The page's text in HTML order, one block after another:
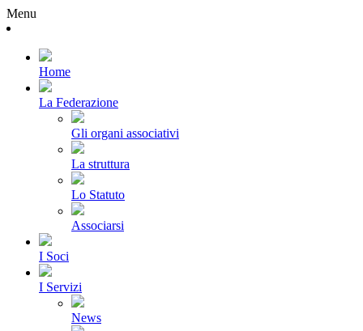
Menu
Home
La Federazione
Gli organi associativi
La struttura
Lo Statuto
Associarsi
I Soci
I Servizi
News